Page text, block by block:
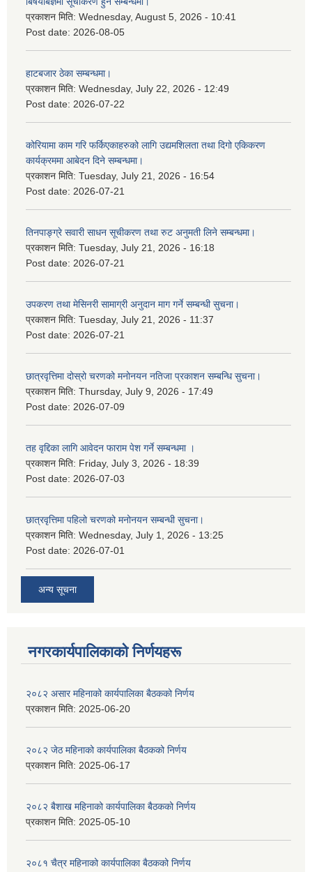
प्रकाशन मिति: Wednesday, August 5, 2026 - 10:41
Post date: 2026-08-05
हाटबजार ठेका सम्बन्धमा।
प्रकाशन मिति: Wednesday, July 22, 2026 - 12:49
Post date: 2026-07-22
कोरियामा काम गरि फर्किएकाहरुको लागि उद्यमशिलता तथा दिगो एकिकरण
कार्यक्रममा आबेदन दिने सम्बन्धमा।
प्रकाशन मिति: Tuesday, July 21, 2026 - 16:54
Post date: 2026-07-21
तिनपाङ्ग्रे सवारी साधन सूचीकरण तथा रुट अनुमती लिने सम्बन्धमा।
प्रकाशन मिति: Tuesday, July 21, 2026 - 16:18
Post date: 2026-07-21
उपकरण तथा मेसिनरी सामाग्री अनुदान माग गर्ने सम्बन्धी सुचना।
प्रकाशन मिति: Tuesday, July 21, 2026 - 11:37
Post date: 2026-07-21
छात्रवृत्तिमा दोस्रो चरणको मनोनयन नतिजा प्रकाशन सम्बन्धि सुचना।
प्रकाशन मिति: Thursday, July 9, 2026 - 17:49
Post date: 2026-07-09
तह वृद्दिका लागि आवेदन फाराम पेश गर्ने सम्बन्धमा ।
प्रकाशन मिति: Friday, July 3, 2026 - 18:39
Post date: 2026-07-03
छात्रवृत्तिमा पहिलो चरणको मनोनयन सम्बन्धी सुचना।
प्रकाशन मिति: Wednesday, July 1, 2026 - 13:25
Post date: 2026-07-01
अन्य सूचना
नगरकार्यपालिकाकाे निर्णयहरू
२०८२ असार महिनाको कार्यपालिका बैठकको निर्णय
प्रकाशन मिति: 2025-06-20
२०८२ जेठ महिनाको कार्यपालिका बैठकको निर्णय
प्रकाशन मिति: 2025-06-17
२०८२ बैशाख महिनाको कार्यपालिका बैठकको निर्णय
प्रकाशन मिति: 2025-05-10
२०८१ चैत्र महिनाको कार्यपालिका बैठकको निर्णय